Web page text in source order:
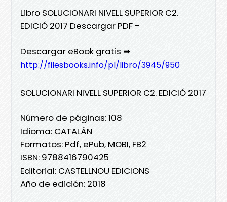
Libro SOLUCIONARI NIVELL SUPERIOR C2.
EDICIÓ 2017 Descargar PDF -
Descargar eBook gratis ➡
http://filesbooks.info/pl/libro/3945/950
SOLUCIONARI NIVELL SUPERIOR C2. EDICIÓ 2017
Número de páginas: 108
Idioma: CATALÁN
Formatos: Pdf, ePub, MOBI, FB2
ISBN: 9788416790425
Editorial: CASTELLNOU EDICIONS
Año de edición: 2018